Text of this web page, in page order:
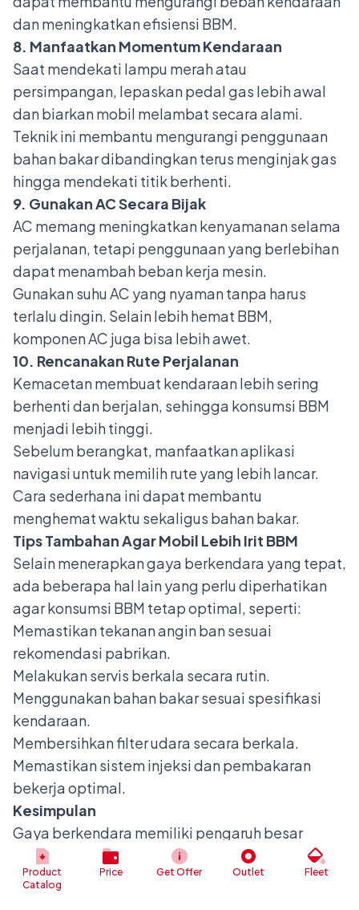
dan meningkatkan efisiensi BBM.
8. Manfaatkan Momentum Kendaraan
Saat mendekati lampu merah atau
persimpangan, lepaskan pedal gas lebih awal
dan biarkan mobil melambat secara alami.
Teknik ini membantu mengurangi penggunaan
bahan bakar dibandingkan terus menginjak gas
hingga mendekati titik berhenti.
9. Gunakan AC Secara Bijak
AC memang meningkatkan kenyamanan selama
perjalanan, tetapi penggunaan yang berlebihan
dapat menambah beban kerja mesin.
Gunakan suhu AC yang nyaman tanpa harus
terlalu dingin. Selain lebih hemat BBM,
komponen AC juga bisa lebih awet.
10. Rencanakan Rute Perjalanan
Kemacetan membuat kendaraan lebih sering
berhenti dan berjalan, sehingga konsumsi BBM
menjadi lebih tinggi.
Sebelum berangkat, manfaatkan aplikasi
navigasi untuk memilih rute yang lebih lancar.
Cara sederhana ini dapat membantu
menghemat waktu sekaligus bahan bakar.
Tips Tambahan Agar Mobil Lebih Irit BBM
Selain menerapkan gaya berkendara yang tepat,
ada beberapa hal lain yang perlu diperhatikan
agar konsumsi BBM tetap optimal, seperti:
Memastikan tekanan angin ban sesuai
rekomendasi pabrikan.
Melakukan servis berkala secara rutin.
Menggunakan bahan bakar sesuai spesifikasi
kendaraan.
Membersihkan filter udara secara berkala.
Memastikan sistem injeksi dan pembakaran
bekerja optimal.
Kesimpulan
Gaya berkendara memiliki pengaruh besar
terhadap konsumsi bahan bakar kendaraan.
Dengan menghindari akselerasi dan
Product
Catalog
Price Get Offer Outlet Fleet